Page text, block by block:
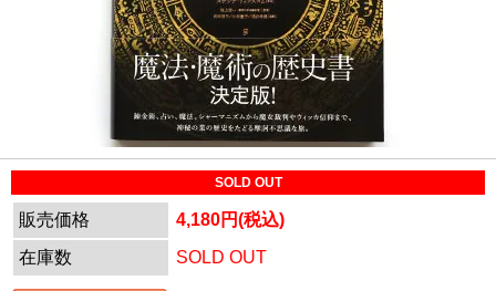
SOLD OUT
販売価格
4,180円(税込)
在庫数
SOLD OUT